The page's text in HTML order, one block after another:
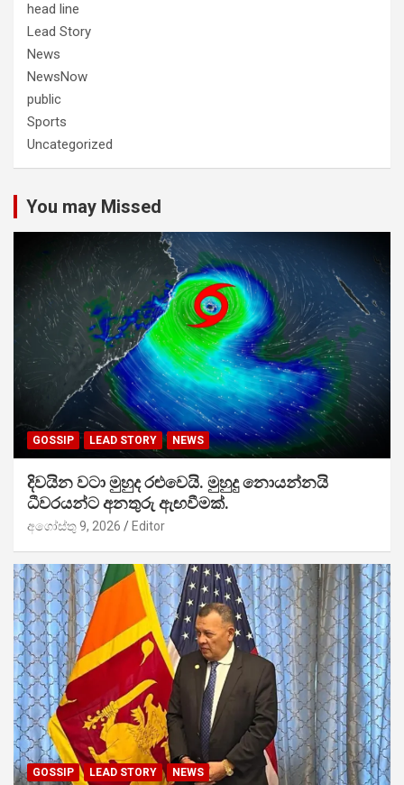
head line
Lead Story
News
NewsNow
public
Sports
Uncategorized
You may Missed
GOSSIP LEAD STORY NEWS
දිවයින වටා මුහුද රළුවෙයි. මුහුදු නොයන්නයි
ධීවරයන්ට අනතුරු ඇඟවීමක්.
අගෝස්තු 9, 2026 Editor
GOSSIP LEAD STORY NEWS